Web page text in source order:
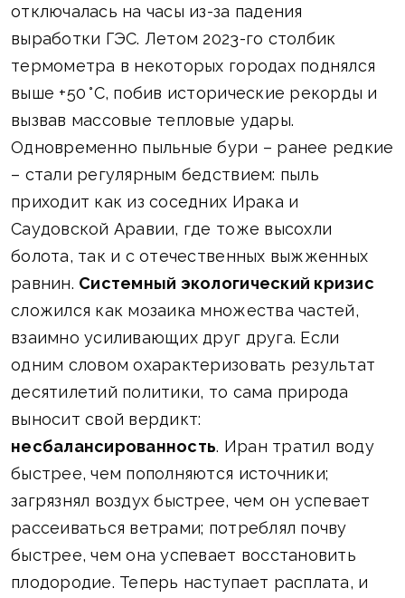
отключалась на часы из-за падения
выработки ГЭС. Летом 2023-го столбик
термометра в некоторых городах поднялся
выше +50 °C, побив исторические рекорды и
вызвав массовые тепловые удары.
Одновременно пыльные бури – ранее редкие
– стали регулярным бедствием: пыль
приходит как из соседних Ирака и
Саудовской Аравии, где тоже высохли
болота, так и с отечественных выжженных
равнин. Системный экологический кризис
сложился как мозаика множества частей,
взаимно усиливающих друг друга. Если
одним словом охарактеризовать результат
десятилетий политики, то сама природа
выносит свой вердикт:
несбалансированность. Иран тратил воду
быстрее, чем пополняются источники;
загрязнял воздух быстрее, чем он успевает
рассеиваться ветрами; потреблял почву
быстрее, чем она успевает восстановить
плодородие. Теперь наступает расплата, и